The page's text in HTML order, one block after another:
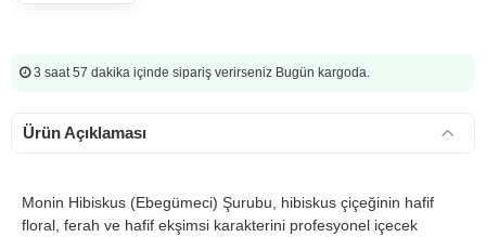
3 saat 57 dakika içinde sipariş verirseniz Bugün kargoda.
Ürün Açıklaması
Monin Hibiskus (Ebegümeci) Şurubu, hibiskus çiçeğinin hafif
floral, ferah ve hafif ekşimsi karakterini profesyonel içecek